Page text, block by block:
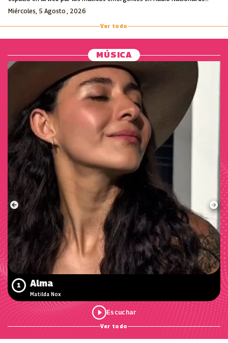
Colombia.
Miércoles, 5 Agosto , 2026
Ver todo
MÚSICA
1
Matilda Nox
Alma
Ver todo